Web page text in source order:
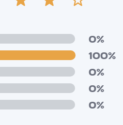
0%
100%
0%
0%
0%